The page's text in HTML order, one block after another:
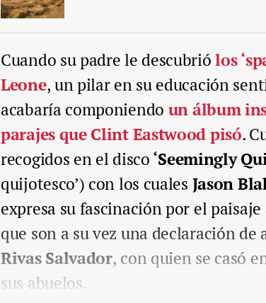
Cuando su padre le descubriólos
Leone, un pilar en su educación
acabaría componiendo un álbum
parajes que Clint Eastwood pisó.
recogidos en el disco‘Seemingly
quijotesco’) con los cuales Jason
expresa su fascinación por el
que son a su vez una declaración de
Rivas Salvador, con quien se casó
sus abuelos.